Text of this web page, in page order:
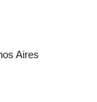
Aires